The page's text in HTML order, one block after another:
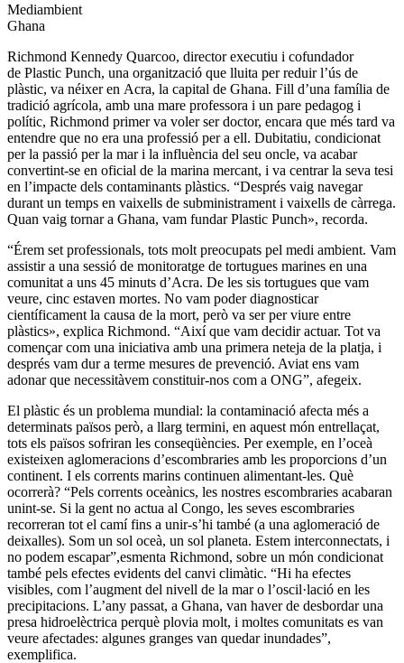
Mediambient
Ghana
Richmond Kennedy Quarcoo, director executiu i cofundador
de Plastic Punch, una organització que lluita per reduir l’ús de
plàstic, va néixer en Acra, la capital de Ghana. Fill d’una família de
tradició agrícola, amb una mare professora i un pare pedagog i
polític, Richmond primer va voler ser doctor, encara que més tard va
entendre que no era una professió per a ell. Dubitatiu, condicionat
per la passió per la mar i la influència del seu oncle, va acabar
convertint-se en oficial de la marina mercant, i va centrar la seva tesi
en l’impacte dels contaminants plàstics. “Després vaig navegar
durant un temps en vaixells de subministrament i vaixells de càrrega.
Quan vaig tornar a Ghana, vam fundar Plastic Punch», recorda.
“Érem set professionals, tots molt preocupats pel medi ambient. Vam
assistir a una sessió de monitoratge de tortugues marines en una
comunitat a uns 45 minuts d’Acra. De les sis tortugues que vam
veure, cinc estaven mortes. No vam poder diagnosticar
científicament la causa de la mort, però va ser per viure entre
plàstics», explica Richmond. “Així que vam decidir actuar. Tot va
començar com una iniciativa amb una primera neteja de la platja, i
després vam dur a terme mesures de prevenció. Aviat ens vam
adonar que necessitàvem constituir-nos com a ONG”, afegeix.
El plàstic és un problema mundial: la contaminació afecta més a
determinats països però, a llarg termini, en aquest món entrellaçat,
tots els països sofriran les conseqüències. Per exemple, en l’oceà
existeixen aglomeracions d’escombraries amb les proporcions d’un
continent. I els corrents marins continuen alimentant-les. Què
ocorrerà? “Pels corrents oceànics, les nostres escombraries acabaran
unint-se. Si la gent no actua al Congo, les seves escombraries
recorreran tot el camí fins a unir-s’hi també (a una aglomeració de
deixalles). Som un sol oceà, un sol planeta. Estem interconnectats, i
no podem escapar”,esmenta Richmond, sobre un món condicionat
també pels efectes evidents del canvi climàtic. “Hi ha efectes
visibles, com l’augment del nivell de la mar o l’oscil·lació en les
precipitacions. L’any passat, a Ghana, van haver de desbordar una
presa hidroelèctrica perquè plovia molt, i moltes comunitats es van
veure afectades: algunes granges van quedar inundades”,
exemplifica.